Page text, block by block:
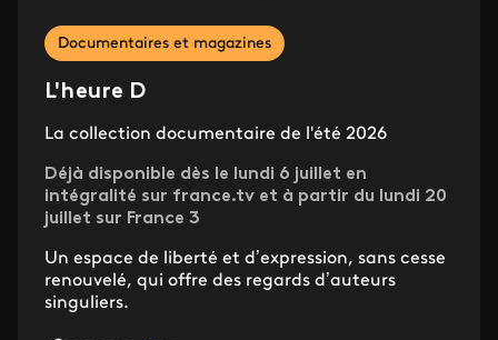
Documentaires et magazines
L'heure D
La collection documentaire de l'été 2026
Déjà disponible dès le lundi 6 juillet en
intégralité sur france.tv et à partir du lundi 20
juillet sur France 3
Un espace de liberté et d’expression, sans cesse
renouvelé, qui offre des regards d’auteurs
singuliers.